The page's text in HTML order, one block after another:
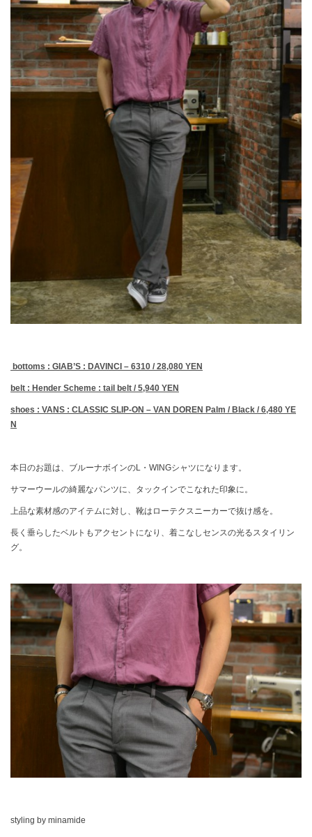
bottoms : GIAB’S : DAVINCI – 6310 / 28,080 YEN
belt : Hender Scheme : tail belt / 5,940 YEN
shoes : VANS : CLASSIC SLIP-ON – VAN DOREN Palm / Black / 6,480 YE
N
本日のお題は、ブルーナボインのL・WINGシャツになります。
サマーウールの綺麗なパンツに、タックインでこなれた印象に。
上品な素材感のアイテムに対し、靴はローテクスニーカーで抜け感を。
長く垂らしたベルトもアクセントになり、着こなしセンスの光るスタイリン
グ。
styling by minamide